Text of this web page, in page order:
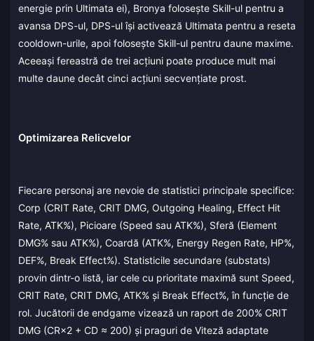
energie prin Ultimata ei), Bronya folosește Skill-ul pentru a
avansa DPS-ul, DPS-ul își activează Ultimata pentru a reseta
cooldown-urile, apoi folosește Skill-ul pentru daune maxime.
Aceeași fereastră de trei acțiuni poate produce mult mai
multe daune decât cinci acțiuni secvențiate prost.
Optimizarea Relicvelor
Fiecare personaj are nevoie de statistici principale specifice:
Corp (CRIT Rate, CRIT DMG, Outgoing Healing, Effect Hit
Rate, ATK%), Picioare (Speed sau ATK%), Sferă (Element
DMG% sau ATK%), Coardă (ATK%, Energy Regen Rate, HP%,
DEF%, Break Effect%). Statisticile secundare (substats)
provin dintr-o listă, iar cele cu prioritate maximă sunt Speed,
CRIT Rate, CRIT DMG, ATK% și Break Effect%, în funcție de
rol. Jucătorii de endgame vizează un raport de 200% CRIT
DMG (CR×2 + CD ≈ 200) și praguri de Viteză adaptate